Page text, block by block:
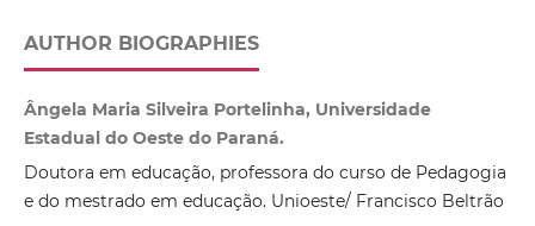
AUTHOR BIOGRAPHIES
Ângela Maria Silveira Portelinha, Universidade
Estadual do Oeste do Paraná.
Doutora em educação, professora do curso de Pedagogia
e do mestrado em educação. Unioeste/ Francisco Beltrão